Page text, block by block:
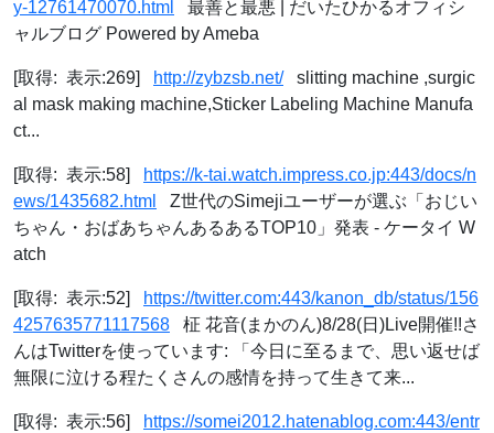
y-12761470070.html
最善と最悪 | だいたひかるオフィシ
ャルブログ Powered by Ameba
[取得: 表示:269] http://zybzsb.net/slitting machine ,surgic
al mask making machine,Sticker Labeling Machine Manufa
ct...
[取得: 表示:58]
https://k-tai.watch.impress.co.jp:443/docs/n
ews/1435682.html
Z世代のSimejiユーザーが選ぶ「おじい
ちゃん・おばあちゃんあるあるTOP10」発表 - ケータイ W
atch
[取得: 表示:52]
https://twitter.com:443/kanon_db/status/156
4257635771117568 柾 花音(まかのん)8/28(日)Live開催!!さ
んはTwitterを使っています: 「今日に至るまで、思い返せば
無限に泣ける程たくさんの感情を持って生きて来...
[取得: 表示:56]
https://somei2012.hatenablog.com:443/entr